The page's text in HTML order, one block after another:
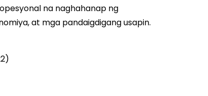
na naghahanap ng
at mga pandaigdigang usapin.